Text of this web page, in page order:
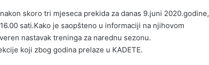
skoro tri mjeseca prekida za danas 9.juni 2020.godine,
sati.Kako je saopšteno u informaciji na njihovom
nastavak treninga za narednu sezonu.
koji zbog godina prelaze u KADETE.